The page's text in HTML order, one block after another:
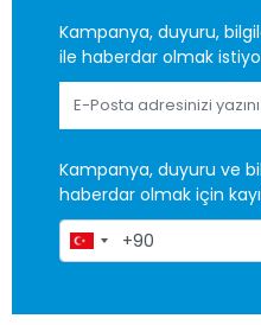
Kampanya, duyuru,
ile haberdar olmak
Kampanya, duyuru ve
haberdar olmak için